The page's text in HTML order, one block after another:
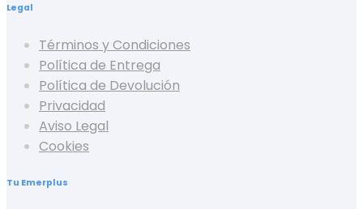
Legal
Términos y Condiciones
Política de Entrega
Política de Devolución
Privacidad
Aviso Legal
Cookies
Tu Emerplus